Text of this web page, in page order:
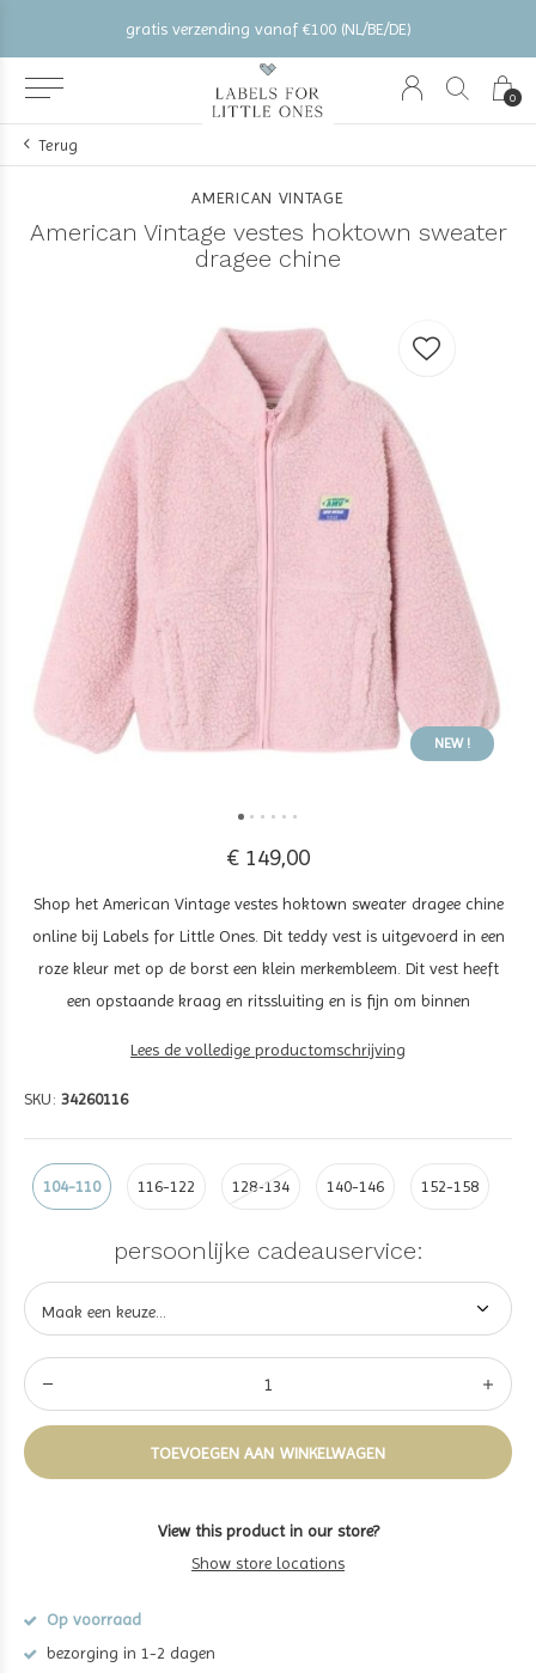
0
gratis verzending vanaf €100 (NL/BE/DE)
Terug
AMERICAN VINTAGE
American Vintage vestes hoktown sweater
dragee chine
NEW !
€ 149,00
Shop het American Vintage vestes hoktown sweater dragee chine
online bij Labels for Little Ones. Dit teddy vest is uitgevoerd in een
roze kleur met op de borst een klein merkembleem. Dit vest heeft
een opstaande kraag en ritssluiting en is fijn om binnen
Lees de volledige productomschrijving
SKU: 34260116
104-110 116-122 128-134 140-146 152-158
persoonlijke cadeauservice:
TOEVOEGEN AAN WINKELWAGEN
View this product in our store?
Show store locations
Op voorraad
bezorging in 1-2 dagen